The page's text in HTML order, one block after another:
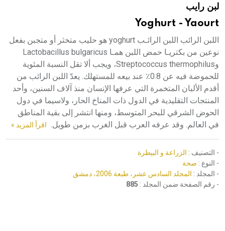
لبن رايب
Yoghurt - Yaourt
اللبن الرائب اللبن الرائـب yoghurt هو حليب متخثر أو متجبن بفعل
نوعين من بكتريـا حمض اللبن همـا Lactobacillus bulgaricus
وStreptococcus thermophilus، ويجب ألا تقل النسبة المئوية
للحموضة فيه عن 0.8٪ عند بيعه للمستهلك. يعدّ اللبن الرائب من
أقدم الألبان المتخمرة التي عرفها الإنسان منذ آلاف السنين، وأحد
المنتجات التقليدية في الدول ذات المناخ الحار، ولاسيما في دول
الحوض الشرقي للبحر المتوسط، ومنها انتشر إلى بقية المناطق
في العالم. وقد عرفه العرب قبل الغرب بزمن طويل. اقرأ المزيد »
- التصنيف : الزراعة و البيطرة
- النوع : صحة
- المجلد : المجلد السادس عشر، طبعة 2006، دمشق
- رقم الصفحة ضمن المجلد : 885